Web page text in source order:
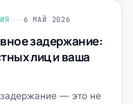
6 МАЙ 2026
задержание:
лиц и ваша
задержание — это не